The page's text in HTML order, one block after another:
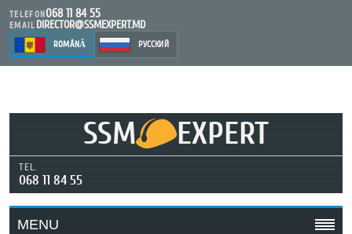
TELEFON068 11 84 55
EMAIL DIRECTOR@SSMEXPERT.MD
ROMÂNĂ РУССКИЙ
SSM EXPERT
TEL.
068 11 84 55
MENU